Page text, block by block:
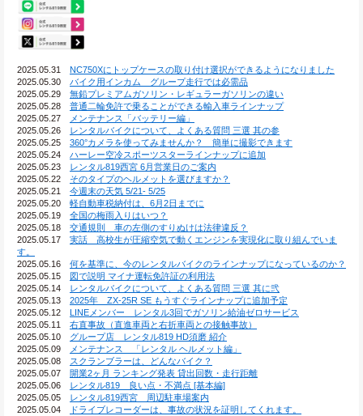
2025.05.31 NC750Xにトップケースの取り付け選択ができるようになりました
2025.05.30 バイク用インカム　グループ走行では必需品
2025.05.29 無鉛プレミアムガソリン・レギュラーガソリンの違い
2025.05.28 普通二輪免許で乗ることができる輸入車ラインナップ
2025.05.27 メンテナンス「バッテリー編」
2025.05.26 レンタルバイクについて、よくある質問 三選 其の参
2025.05.25 360°カメラを使ってみませんか？　簡単に撮影できます
2025.05.24 ハーレー空冷スポーツスターラインナップに追加
2025.05.23 レンタル819西宮 6月営業日のご案内
2025.05.22 そのタイプのヘルメットを選びますか？
2025.05.21 今週末の天気 5/21- 5/25
2025.05.20 軽自動車税納付は、6月2日までに
2025.05.19 全国の梅雨入りはいつ？
2025.05.18 交通規則　車の左側のすりぬけは法律違反？
2025.05.17 実話　高校生が圧縮空気で動くエンジンを実現化に取り組んでいま
す。
2025.05.16 何を基準に、今のレンタルバイクのラインナップになっているのか？
2025.05.15 図で説明 マイナ運転免許証の利用法
2025.05.14 レンタルバイクについて、よくある質問 三選 其に弐
2025.05.13 2025年　ZX-25R SE もうすぐラインナップに追加予定
2025.05.12
LINEメンバー　レンタル3回でガソリン給油ゼロサービス
2025.05.11 右直事故（直進車両と右折車両との接触事故）
2025.05.10 グループ店　レンタル819 HD須磨 紹介
2025.05.09 メンテナンス　「レンタル ヘルメット編」
2025.05.08 スクランブラーは、どんなバイク？
2025.05.07 開業2ヶ月 ランキング発表 貸出回数・走行距離
2025.05.06 レンタル819　良い点・不満点 [基本編]
2025.05.05 レンタル819西宮　周辺駐車場案内
2025.05.04
ドライブレコーダーは、事故の状況を証明してくれます。